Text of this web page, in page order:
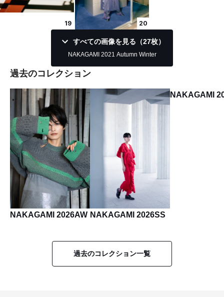
19 20
すべての画像を見る（27枚）
NAKAGAMI 2021 Autumn Winter
過去のコレクション
NAKAGAMI 2026AW NAKAGAMI 2026SS
NAKAGAMI
過去のコレクション一覧